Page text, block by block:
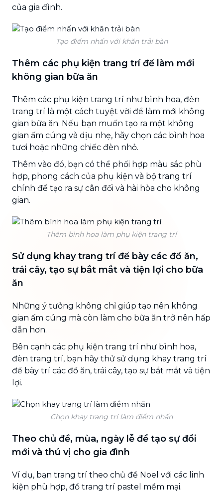
của gia đình.
Tạo điểm nhấn với khăn trải bàn
Thêm các phụ kiện trang trí để làm mới
không gian bữa ăn
Thêm các phụ kiện trang trí như bình hoa, đèn
trang trí là một cách tuyệt vời để làm mới không
gian bữa ăn. Nếu bạn muốn tạo ra một không
gian ấm cúng và dịu nhẹ, hãy chọn các bình hoa
tươi hoặc những chiếc đèn nhỏ.
Thêm vào đó, bạn có thể phối hợp màu sắc phù
hợp, phong cách của phụ kiện và bộ trang trí
chính để tạo ra sự cân đối và hài hòa cho không
gian.
Thêm bình hoa làm phụ kiện trang trí
Sử dụng khay trang trí để bày các đồ ăn,
trái cây, tạo sự bắt mắt và tiện lợi cho bữa
ăn
Những ý tưởng không chỉ giúp tạo nên không
gian ấm cúng mà còn làm cho bữa ăn trở nên hấp
dẫn hơn.
Bên cạnh các phụ kiện trang trí như bình hoa,
đèn trang trí, bạn hãy thử sử dụng khay trang trí
để bày trí các đồ ăn, trái cây, tạo sự bắt mắt và tiện
lợi.
Chọn khay trang trí làm điểm nhấn
Theo chủ đề, mùa, ngày lễ để tạo sự đổi
mới và thú vị cho gia đình
Ví dụ, bạn trang trí theo chủ đề Noel với các linh
kiện phù hợp, đồ trang trí pastel mềm mại.